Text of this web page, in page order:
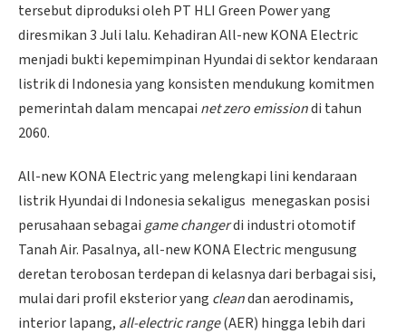
tersebut diproduksi oleh PT HLI Green Power yang
diresmikan 3 Juli lalu. Kehadiran All-new KONA Electric
menjadi bukti kepemimpinan Hyundai di sektor kendaraan
listrik di Indonesia yang konsisten mendukung komitmen
pemerintah dalam mencapai net zero emissiondi tahun
2060.
All-new KONA Electric yang melengkapi lini kendaraan
listrik Hyundai di Indonesia sekaligus menegaskan posisi
perusahaan sebagaigame changerdi industri otomotif
Tanah Air. Pasalnya, all-new KONA Electric mengusung
deretan terobosan terdepan di kelasnya dari berbagai sisi,
mulai dari profil eksterior yang cleandan aerodinamis,
interior lapang, all-electric range(AER) hingga lebih dari